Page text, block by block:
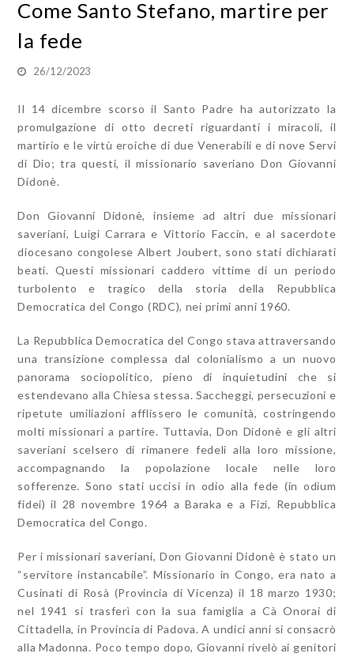
Come Santo Stefano, martire per
la fede
26/12/2023
Il 14 dicembre scorso il Santo Padre ha autorizzato la
promulgazione di otto decreti riguardanti i miracoli, il
martirio e le virtù eroiche di due Venerabili e di nove Servi
di Dio; tra questi, il missionario saveriano Don Giovanni
Didonè.
Don Giovanni Didonè, insieme ad altri due missionari
saveriani, Luigi Carrara e Vittorio Faccin, e al sacerdote
diocesano congolese Albert Joubert, sono stati dichiarati
beati. Questi missionari caddero vittime di un periodo
turbolento e tragico della storia della Repubblica
Democratica del Congo (RDC), nei primi anni 1960.
La Repubblica Democratica del Congo stava attraversando
una transizione complessa dal colonialismo a un nuovo
panorama sociopolitico, pieno di inquietudini che si
estendevano alla Chiesa stessa. Saccheggi, persecuzioni e
ripetute umiliazioni afflissero le comunità, costringendo
molti missionari a partire. Tuttavia, Don Didonè e gli altri
saveriani scelsero di rimanere fedeli alla loro missione,
accompagnando la popolazione locale nelle loro
sofferenze. Sono stati uccisi in odio alla fede (in odium
fidei) il 28 novembre 1964 a Baraka e a Fizi, Repubblica
Democratica del Congo.
Per i missionari saveriani, Don Giovanni Didonè è stato un
“servitore instancabile”. Missionario in Congo, era nato a
Cusinati di Rosà (Provincia di Vicenza) il 18 marzo 1930;
nel 1941 si trasferì con la sua famiglia a Cà Onorai di
Cittadella, in Provincia di Padova. A undici anni si consacrò
alla Madonna. Poco tempo dopo, Giovanni rivelò ai genitori